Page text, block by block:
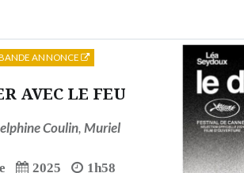
AVEC LE FEU
Coulin,Muriel
2025
1h58
ANNONCE